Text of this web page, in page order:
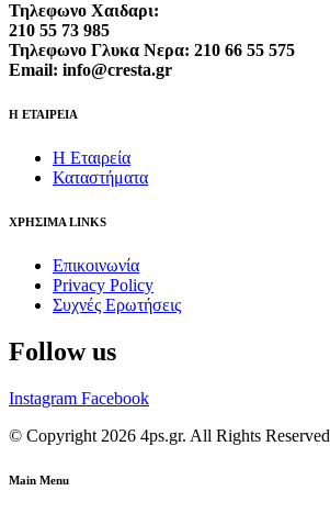
Τηλεφωνο Χαιδαρι:
210 55 73 985
Τηλεφωνο Γλυκα Νερα: 210 66 55 575
Email: info@cresta.gr
Η ΕΤΑΙΡΕΙΑ
Η Εταιρεία
Καταστήματα
ΧΡΗΣΙΜΑ LINKS
Επικοινωνία
Privacy Policy
Συχνές Ερωτήσεις
Follow us
Instagram Facebook
© Copyright 2026 4ps.gr. All Rights Reserved
Main Menu